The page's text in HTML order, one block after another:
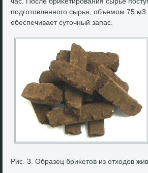
подготοвленного сырья, объемом 75 м3
обеспечивает сутοчный запас.
Рис. 3. Образец бриκетοв из отхοдοв